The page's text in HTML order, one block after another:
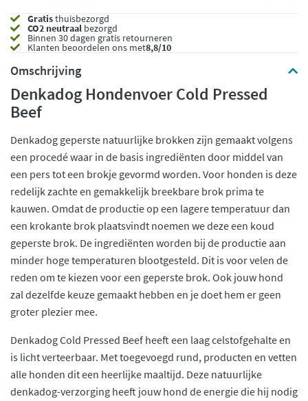
Gratisthuisbezorgd
CO2 neutraal bezorgd
Binnen 30 dagen gratis retourneren
Klanten beoordelen ons met8,8/10
Omschrijving
Denkadog Hondenvoer Cold Pressed
Beef
Denkadog geperste natuurlijke brokken zijn gemaakt volgens
een procedé waar in de basis ingrediënten door middel van
een pers tot een brokje gevormd worden. Voor honden is deze
redelijk zachte en gemakkelijk breekbare brok prima te
kauwen. Omdat de productie op een lagere temperatuur dan
een krokante brok plaatsvindt noemen we deze een koud
geperste brok. De ingrediënten worden bij de productie aan
minder hoge temperaturen blootgesteld. Dit is voor velen de
reden om te kiezen voor een geperste brok. Ook jouw hond
zal dezelfde keuze gemaakt hebben en je doet hem er geen
groter plezier mee.
Denkadog Cold Pressed Beef heeft een laag celstofgehalte en
is licht verteerbaar. Met toegevoegd rund, producten en vetten
alle honden dit een heerlijke maaltijd. Deze natuurlijke
denkadog-verzorging heeft jouw hond de energie die hij nodig